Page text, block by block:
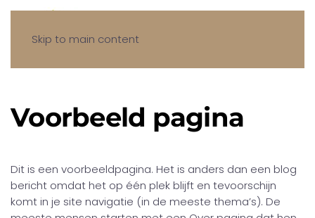
Skip to main content
Voorbeeld pagina
Dit is een voorbeeldpagina. Het is anders dan een blog
bericht omdat het op één plek blijft en tevoorschijn
komt in je site navigatie (in de meeste thema’s). De